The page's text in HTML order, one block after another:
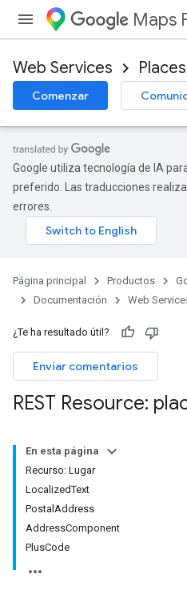
Maps
Web Services
Comenzar
Google utiliza tecnología de IA
preferido. Las traducciones
errores.
Página principal Productos
Documentación
Web
¿Te ha resultado útil?
Enviar comentarios
REST Resource:
En esta página
Recurso: Lugar
LocalizedText
PostalAddress
AddressComponent
PlusCode